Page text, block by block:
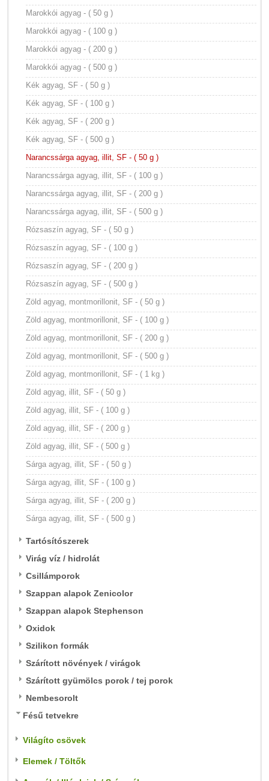
Marokkói agyag - ( 50 g )
Marokkói agyag - ( 100 g )
Marokkói agyag - ( 200 g )
Marokkói agyag - ( 500 g )
Kék agyag, SF - ( 50 g )
Kék agyag, SF - ( 100 g )
Kék agyag, SF - ( 200 g )
Kék agyag, SF - ( 500 g )
Narancssárga agyag, illit, SF - ( 50 g )
Narancssárga agyag, illit, SF - ( 100 g )
Narancssárga agyag, illit, SF - ( 200 g )
Narancssárga agyag, illit, SF - ( 500 g )
Rózsaszín agyag, SF - ( 50 g )
Rózsaszín agyag, SF - ( 100 g )
Rózsaszín agyag, SF - ( 200 g )
Rózsaszín agyag, SF - ( 500 g )
Zöld agyag, montmorillonit, SF - ( 50 g )
Zöld agyag, montmorillonit, SF - ( 100 g )
Zöld agyag, montmorillonit, SF - ( 200 g )
Zöld agyag, montmorillonit, SF - ( 500 g )
Zöld agyag, montmorillonit, SF - ( 1 kg )
Zöld agyag, illit, SF - ( 50 g )
Zöld agyag, illit, SF - ( 100 g )
Zöld agyag, illit, SF - ( 200 g )
Zöld agyag, illit, SF - ( 500 g )
Sárga agyag, illit, SF - ( 50 g )
Sárga agyag, illit, SF - ( 100 g )
Sárga agyag, illit, SF - ( 200 g )
Sárga agyag, illit, SF - ( 500 g )
Tartósítószerek
Virág víz / hidrolát
Csillámporok
Szappan alapok Zenicolor
Szappan alapok Stephenson
Oxidok
Szilikon formák
Szárított növények / virágok
Szárított gyümölcs porok / tej porok
Nembesorolt
Fésű tetvekre
Világíto csövek
Elemek / Töltők